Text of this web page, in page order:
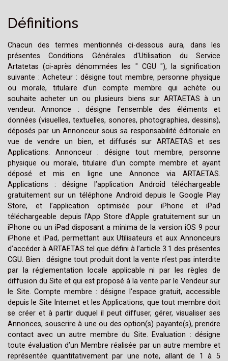
Définitions
Chacun des termes mentionnés ci-dessous aura, dans les
présentes Conditions Générales d'Utilisation du Service
Artatetas (ci-après dénommées les " CGU "), la signification
suivante : Acheteur : désigne tout membre, personne physique
ou morale, titulaire d’un compte membre qui achète ou
souhaite acheter un ou plusieurs biens sur ARTAETAS à un
vendeur. Annonce : désigne l'ensemble des éléments et
données (visuelles, textuelles, sonores, photographies, dessins),
déposés par un Annonceur sous sa responsabilité éditoriale en
vue de vendre un bien, et diffusés sur ARTAETAS et ses
Applications. Annonceur : désigne tout membre, personne
physique ou morale, titulaire d’un compte membre et ayant
déposé et mis en ligne une Annonce via ARTAETAS.
Applications : désigne l’application Android téléchargeable
gratuitement sur un téléphone Android depuis le Google Play
Store, et l’application optimisée pour iPhone et iPad
téléchargeable depuis l’App Store d’Apple gratuitement sur un
iPhone ou un iPad disposant a minima de la version iOS 9 pour
iPhone et iPad, permettant aux Utilisateurs et aux Annonceurs
d’accéder à ARTAETAS tel que défini à l’article 3.1 des présentes
CGU. Bien : désigne tout produit dont la vente n’est pas interdite
par la réglementation locale applicable ni par les règles de
diffusion du Site et qui est proposé à la vente par le Vendeur sur
le Site. Compte membre : désigne l'espace gratuit, accessible
depuis le Site Internet et les Applications, que tout membre doit
se créer et à partir duquel il peut diffuser, gérer, visualiser ses
Annonces, souscrire à une ou des option(s) payante(s), prendre
contact avec un autre membre du Site. Evaluation : désigne
toute évaluation d’un Membre réalisée par un autre membre et
représentée quantitativement par une note, allant de 1 à 5